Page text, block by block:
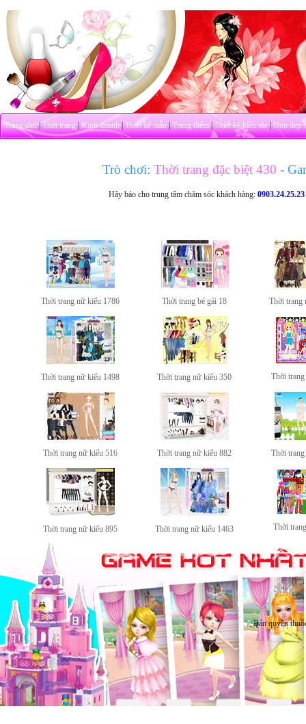
Trang chủ|Thời trang|Kinh doanh|Thiết kế mẫu|Trang điểm|Thiết kế kiểu tóc|Dọn dẹp
Trò chơi: Thời trang đặc biệt 430-
Hãy báo cho trung tâm chăm sóc khách hàng:0903.24.25.23
Thời trang nữ kiểu 1786 Thời trang bé gái 18 Thời trang
Thời trang nữ kiểu 1498 Thời trang nữ kiểu 350 Thời trang
Thời trang nữ kiểu 516 Thời trang nữ kiểu 882 Thời
Thời trang nữ kiểu 895 Thời trang nữ kiểu 1463 Thời
Bản quyền